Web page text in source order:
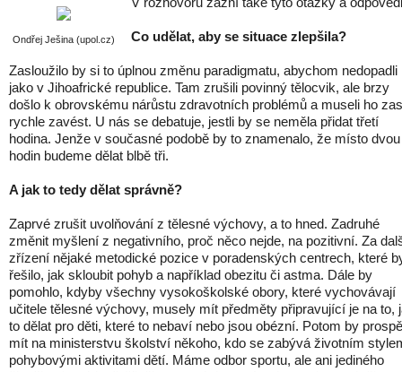
Ondřej Ješina (upol.cz) Co udělat, aby se situace zlepšila?
Zasloužilo by si to úplnou změnu paradigmatu, abychom nedopadli
jako v Jihoafrické republice. Tam zrušili povinný tělocvik, ale brzy
došlo k obrovskému nárůstu zdravotních problémů a museli ho
rychle zavést. U nás se debatuje, jestli by se neměla přidat třetí
hodina. Jenže v současné podobě by to znamenalo, že místo dvou
hodin budeme dělat blbě tři.
A jak to tedy dělat správně?
Zaprvé zrušit uvolňování z tělesné výchovy, a to hned. Zadruhé
změnit myšlení z negativního, proč něco nejde, na pozitivní. Za
zřízení nějaké metodické pozice v poradenských centrech, které
řešilo, jak skloubit pohyb a například obezitu či astma. Dále by
pomohlo, kdyby všechny vysokoškolské obory, které vychovávají
učitele tělesné výchovy, musely mít předměty připravující je na to,
to dělat pro děti, které to nebaví nebo jsou obézní. Potom by
mít na ministerstvu školství někoho, kdo se zabývá životním
pohybovými aktivitami dětí. Máme odbor sportu, ale ani jediného